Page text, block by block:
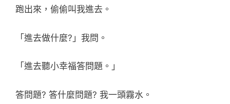
跑出來，偷偷叫我進去。
「進去做什麼?」我問。
「進去聽小幸福答問題。」
答問題? 答什麼問題? 我一頭霧水。